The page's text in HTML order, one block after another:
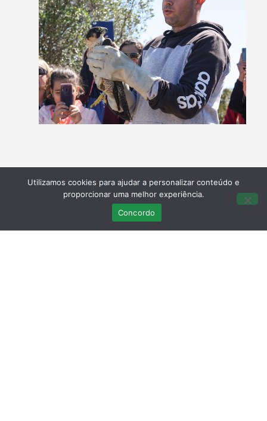
Utilizamos cookies para ajudar a personalizar conteúdo e
proporcionar uma melhor experiência.
Concordo